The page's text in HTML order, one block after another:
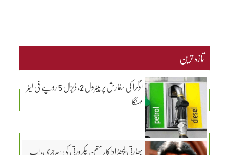
تازہ ترین
اوگرا کی سفارش پر پیٹرول 2، ڈیزل 5 روپے فی لیٹر
مہنگا